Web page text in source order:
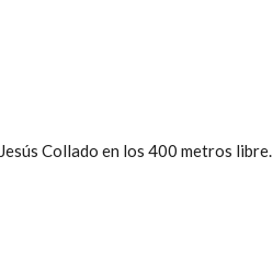
Jesús Collado en los 400 metros libre.